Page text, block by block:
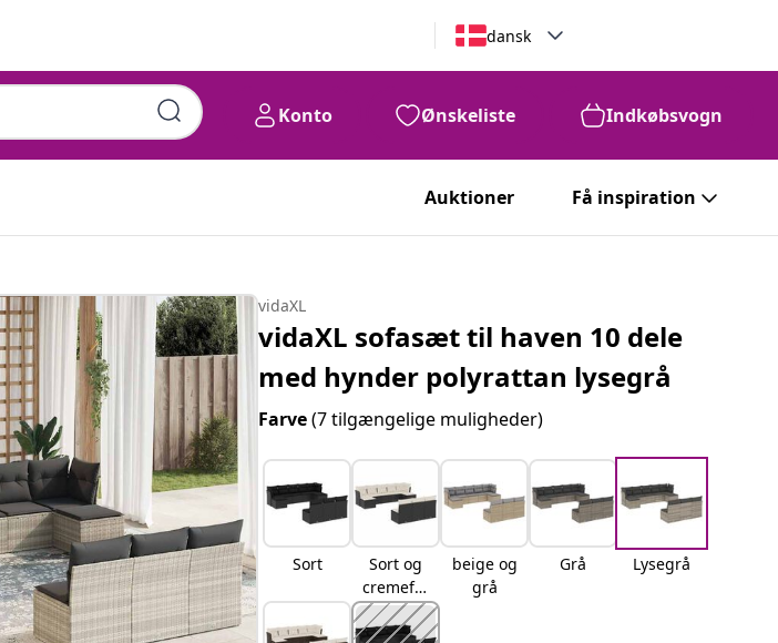
dansk
Konto Ønskeliste Indkøbsvogn
Auktioner Få inspiration
vidaXL
vidaXL sofasæt til haven 10 dele
med hynder polyrattan lysegrå
Farve(7 tilgængelige muligheder)
Sort
Sort og
cremefar
vet
beige og
grå
Grå Lysegrå